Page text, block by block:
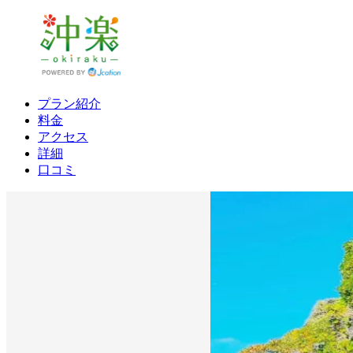
プラン紹介
料金
アクセス
詳細
口コミ